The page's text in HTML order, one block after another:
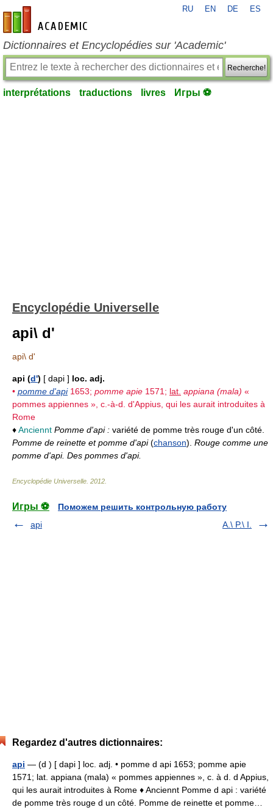
fr-academic.com
RU EN DE ES
Dictionnaires et Encyclopédies sur 'Academic'
Recherche!
interprétations traductions livres Игры ⚽
Encyclopédie Universelle
api\ d'
api\ d'
api (d') [ dapi ] loc. adj.
• pomme d'api1653; pomme apie 1571; lat. appiana (mala) «
pommes appiennes », c.-à-d. d'Appius, qui les aurait introduites à
Rome
♦Anciennt Pomme d'api : variété de pomme très rouge d'un côté.
Pomme de reinette et pomme d'api(chanson). Rouge comme une
pomme d'api. Des pommes d'api.
Encyclopédie Universelle 2012
Игры ⚽
Поможем решить контрольную работу
api
A.\ P.\ I.
Regardez d'autres dictionnaires:
api — (d ) [ dapi ] loc. adj. • pomme d api 1653; pomme apie
1571; lat. appiana (mala) « pommes appiennes », c. à d. d Appius,
qui les aurait introduites à Rome ♦ Anciennt Pomme d api : variété
de pomme très rouge d un côté. Pomme de reinette et pomme…